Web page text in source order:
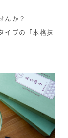
んか？
イプの「本格抹